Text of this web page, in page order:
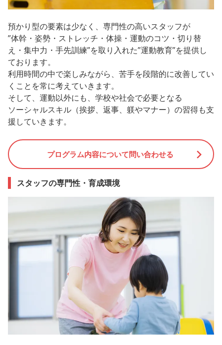
預かり型の要素は少なく、専門性の高いスタッフが
”体幹・姿勢・ストレッチ・体操・運動のコツ・切り替
え・集中力・手先訓練”を取り入れた”運動教育”を提供し
ております。
利用時間の中で楽しみながら、苦手を段階的に改善してい
くことを常に考えていきます。
そして、運動以外にも、学校や社会で必要となる
ソーシャルスキル（挨拶、返事、躾やマナー）の習得も支
援していきます。
プログラム内容について問い合わせる
スタッフの専門性・育成環境